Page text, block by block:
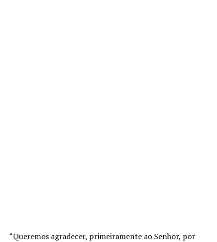
“Queremos agradecer, primeiramente ao Senhor, por